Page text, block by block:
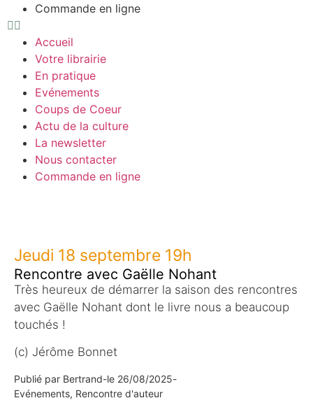
Commande en ligne
Accueil
Votre librairie
En pratique
Evénements
Coups de Coeur
Actu de la culture
La newsletter
Nous contacter
Commande en ligne
Jeudi 18 septembre 19h
Rencontre avec Gaëlle Nohant
Très heureux de démarrer la saison des rencontres
avec Gaëlle Nohant dont le livre nous a beaucoup
touchés !
(c) Jérôme Bonnet
Publié par Bertrand-le 26/08/2025-
Evénements, Rencontre d'auteur